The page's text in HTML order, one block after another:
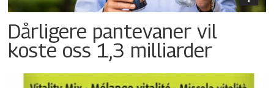
Dårligere pantevaner vil
koste oss 1,3 milliarder